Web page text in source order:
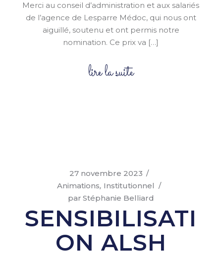
Merci au conseil d’administration et aux salariés
de l’agence de Lesparre Médoc, qui nous ont
aiguillé, soutenu et ont permis notre
nomination. Ce prix va […]
lire la suite
27 novembre 2023
Animations Institutionnel
par Stéphanie Belliard
SENSIBILISATI
ON ALSH